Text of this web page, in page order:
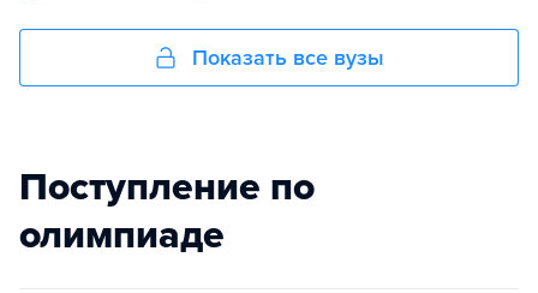
Показать все вузы
Поступление по
олимпиаде